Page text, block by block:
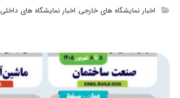
اخبار نمایشگاه های خارجی, اخبار نمایشگاه های داخلی